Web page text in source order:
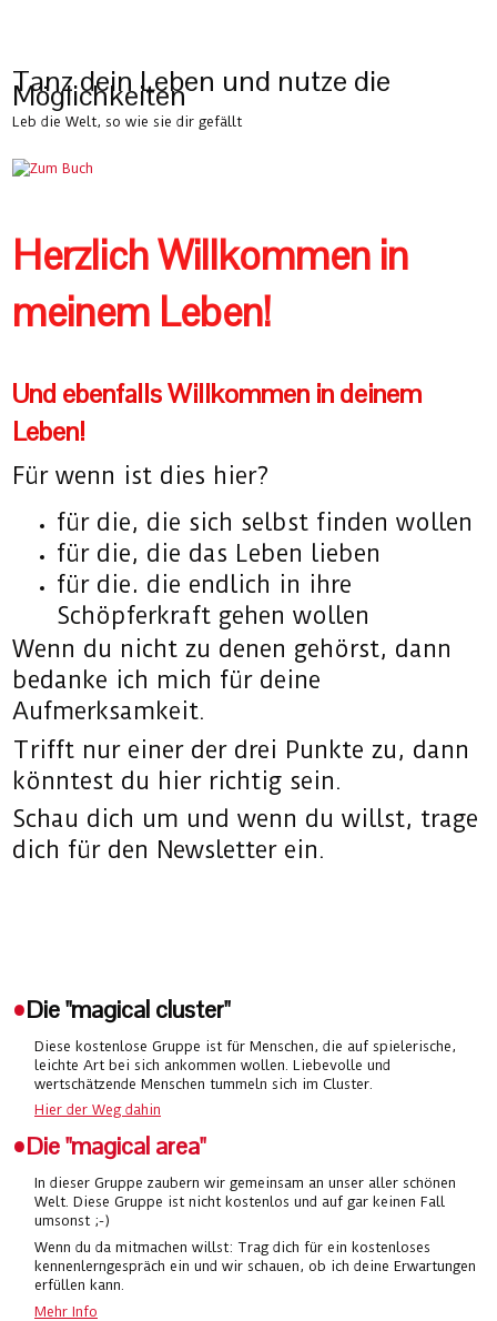
Tanz dein Leben und nutze die
Möglichkeiten
Leb die Welt, so wie sie dir gefällt
Herzlich Willkommen in
meinem Leben!
Und ebenfalls Willkommen in deinem
Leben!
Für wenn ist dies hier?
für die, die sich selbst finden wollen
für die, die das Leben lieben
für die, die endlich in ihre
Schöpferkraft gehen wollen
Wenn du nicht zu denen gehörst, dann
bedanke ich mich für deine
Aufmerksamkeit.
Trifft nur einer der drei Punkte zu, dann
könntest du hier richtig sein.
Schau dich um und wenn du willst, trage
dich für den Newsletter ein.
•Die "magical cluster"
Diese kostenlose Gruppe ist für Menschen, die auf spielerische,
leichte Art bei sich ankommen wollen. Liebevolle und
wertschätzende Menschen tummeln sich im Cluster.
Hier der Weg dahin
•Die "magical area"
In dieser Gruppe zaubern wir gemeinsam an unser aller schönen
Welt. Diese Gruppe ist nicht kostenlos und auf gar keinen Fall
umsonst ;-)
Wenn du da mitmachen willst: Trag dich für ein kostenloses
kennenlerngespräch ein und wir schauen, ob ich deine Erwartungen
erfüllen kann.
Mehr Info